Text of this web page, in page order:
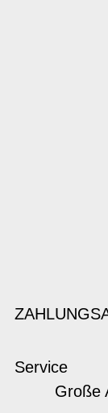
Service
Große